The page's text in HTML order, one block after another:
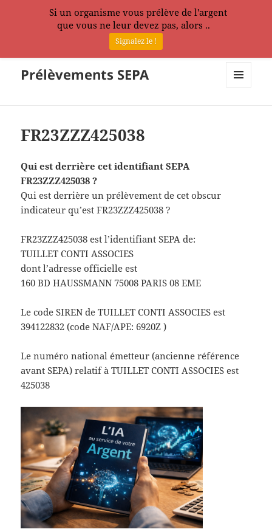
Prélèvements SEPA
FR23ZZZ425038
Qui est derrière cet identifiant SEPA
FR23ZZZ425038 ?
Qui est derrière un prélèvement de cet obscur
indicateur qu’est FR23ZZZ425038 ?
FR23ZZZ425038 est l’identifiant SEPA de:
TUILLET CONTI ASSOCIES
dont l’adresse officielle est
160 BD HAUSSMANN 75008 PARIS 08 EME
Le code SIREN de TUILLET CONTI ASSOCIES est
394122832 (code NAF/APE: 6920Z )
Le numéro national émetteur (ancienne référence
avant SEPA) relatif à TUILLET CONTI ASSOCIES est
425038
Si un organisme vous prélève de l'argent
que vous ne leur devez pas, alors ..
Signalez le !